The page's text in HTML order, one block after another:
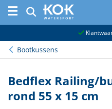
Bootkussens
Bedflex Railing/
rond 55 x 15 cm